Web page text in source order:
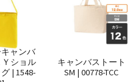
ャンバ
ショル
| 1548-
キャンバストート
SM | 00778-TCC